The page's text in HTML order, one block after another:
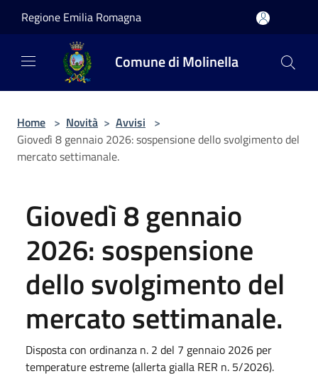
Regione Emilia Romagna
Comune di Molinella
Home > Novità > Avvisi >
Giovedì 8 gennaio 2026: sospensione dello svolgimento del
mercato settimanale.
Giovedì 8 gennaio
2026: sospensione
dello svolgimento del
mercato settimanale.
Disposta con ordinanza n. 2 del 7 gennaio 2026 per
temperature estreme (allerta gialla RER n. 5/2026).